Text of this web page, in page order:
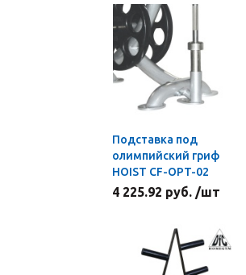
Подставка под
олимпийский гриф
HOIST CF-OPT-02
4 225.92 руб. /шт